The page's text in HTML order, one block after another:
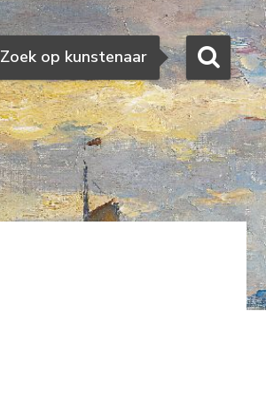
Zoeken
Zoek op kunstenaar